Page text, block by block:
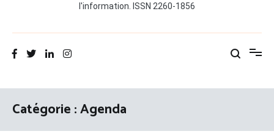
l'information. ISSN 2260-1856
Catégorie :Agenda